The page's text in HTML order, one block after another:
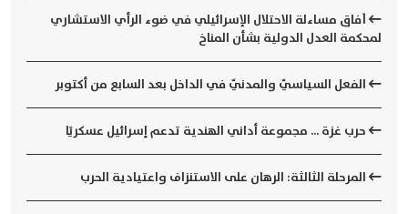
آفاق مساءلة الاحتلال الإسرائيلي في ضوء الرأي الاستشاري
لمحكمة العدل الدولية بشأن المناخ
الفعل السياسيّ والمدنيّ في الداخل بعد السابع من أكتوبر
​حرب غزة ... مجموعة أداني الهندية تدعم إسرائيل عسكريًا
المرحلة الثالثة: الرهان على الاستنزاف واعتيادية الحرب